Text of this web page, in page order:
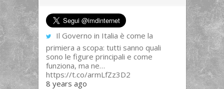
Il Governo in Italia è come la
primiera a scopa: tutti sanno quali
sono le figure principali e come
funziona, ma ne…
https://t.co/armLfZz3D2
8 years ago